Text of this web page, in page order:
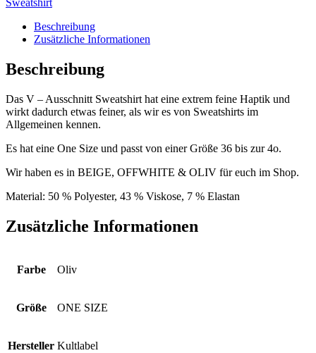
Beschreibung
Zusätzliche Informationen
Beschreibung
Das V – Ausschnitt Sweatshirt hat eine extrem feine Haptik und
wirkt dadurch etwas feiner, als wir es von Sweatshirts im
Allgemeinen kennen.
Es hat eine One Size und passt von einer Größe 36 bis zur 4o.
Wir haben es in BEIGE, OFFWHITE & OLIV für euch im Shop.
Material: 50 % Polyester, 43 % Viskose, 7 % Elastan
Zusätzliche Informationen
Farbe Oliv
Größe ONE SIZE
Hersteller Kultlabel